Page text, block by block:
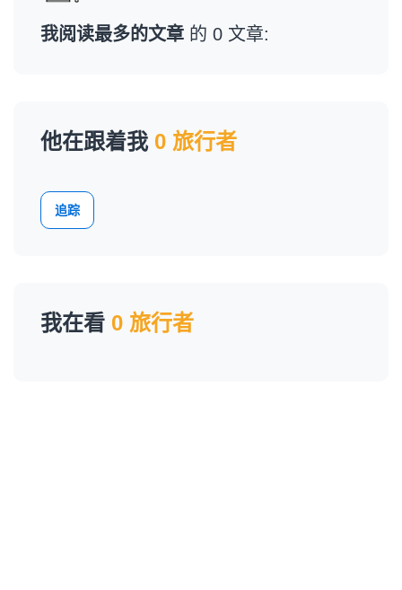
我阅读最多的文章 的 0 文章:
他在跟着我 0 旅行者
追踪
我在看 0 旅行者